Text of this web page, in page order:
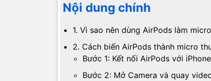
Nội dung chính
1. Vì sao nên dùng AirPods làm
2. Cách biến AirPods thành micro
Bước 1: Kết nối AirPods với iPhone
Bước 2: Mở Camera và quay